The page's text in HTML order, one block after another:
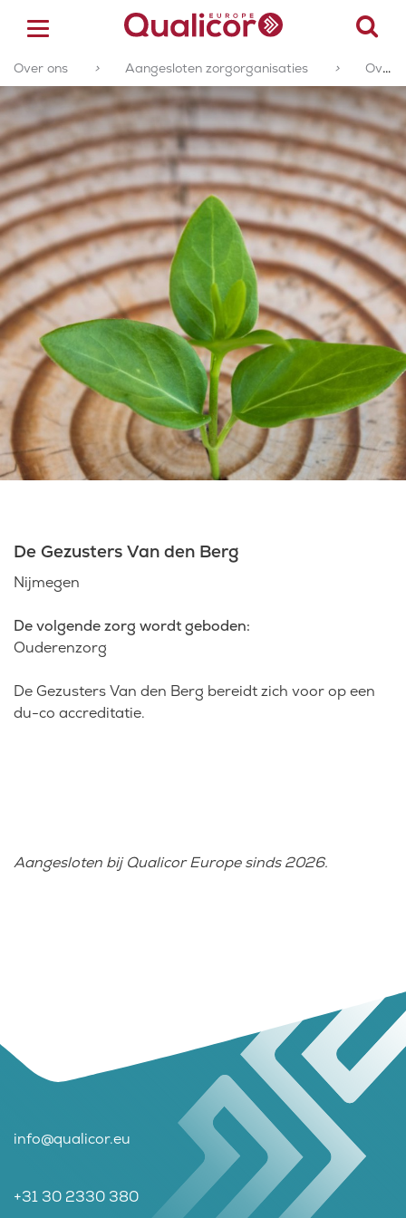
ACCREDITATIE
CERTIFICERING
ACADEMY
ZORGSECTOREN
OVER ONS
CONTACT
Laatste nieuws
Werken bij
Over ons > Aangesloten zorgorganisaties > Overzicht aangesloten zorgorganisaties
De Gezusters Van den Berg
Nijmegen
De volgende zorg wordt geboden:
Ouderenzorg
De Gezusters Van den Berg bereidt zich voor op een
du-co accreditatie.
Aangesloten bij Qualicor Europe sinds 2026.
info@qualicor.eu
+31 30 2330 380